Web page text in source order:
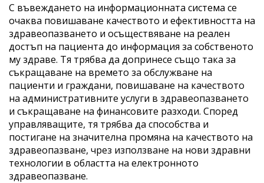
С въвеждането на информационната система се
очаква повишаване качеството и ефективността на
здравеопазването и осъществяване на реален
достъп на пациента до информация за собственото
му здраве. Тя трябва да допринесе също така за
съкращаване на времето за обслужване на
пациенти и граждани, повишаване на качеството
на административните услуги в здравеопазването
и съкращаване на финансовите разходи. Според
управляващите, тя трябва да способства и
постигане на значителна промяна на качеството на
здравеопазване, чрез използване на нови здравни
технологии в областта на електронното
здравеопазване.